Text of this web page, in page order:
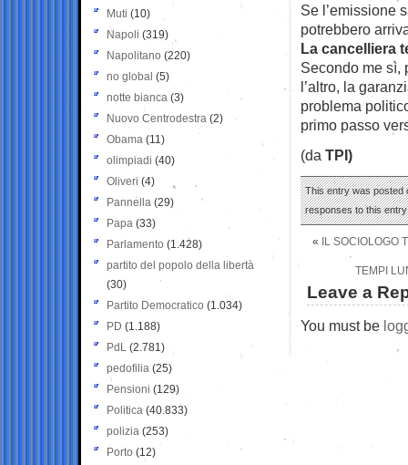
Se l’emissione
potrebbero
La cancelliera
Secondo me sì,
l’altro, la
problema
primo passo
(da TPI)
This entry was posted
responses to this
« IL SOCIOLOGO
TEMPI
Leave a
You must be
Muti (10)
Napoli (319)
Napolitano (220)
no global (5)
notte bianca (3)
Nuovo Centrodestra (2)
Obama (11)
olimpiadi (40)
Oliveri (4)
Pannella (29)
Papa (33)
Parlamento (1.428)
partito del popolo della libertà
(30)
Partito Democratico (1.034)
PD (1.188)
PdL (2.781)
pedofilia (25)
Pensioni (129)
Politica (40.833)
polizia (253)
Porto (12)